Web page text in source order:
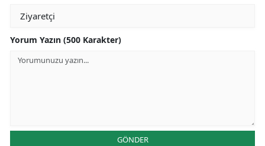
Yorum Yazın (500 Karakter)
GÖNDER